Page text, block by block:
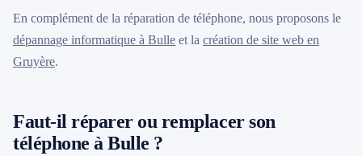
En complément de la réparation de téléphone, nous proposons le
dépannage informatique à Bulle et la création de site web en
Gruyère.
Faut-il réparer ou remplacer son
téléphone à Bulle ?